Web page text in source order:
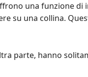
una funzione di
su una collina.
parte, hanno